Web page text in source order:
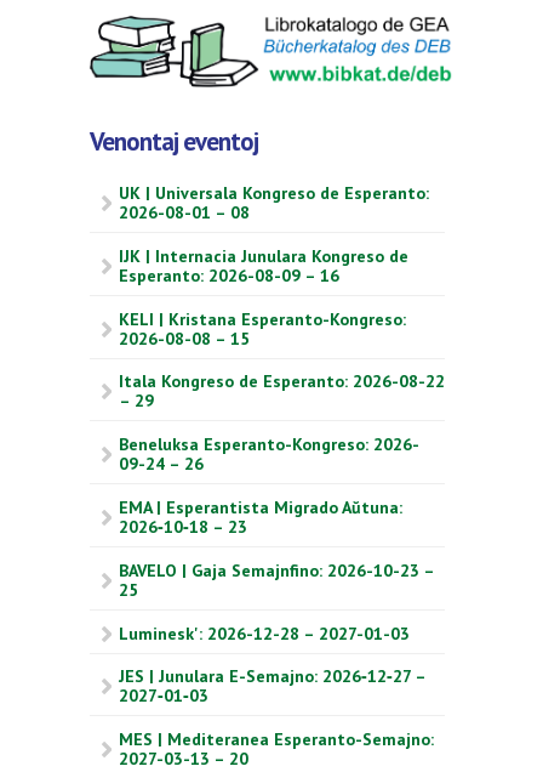
Venontaj eventoj
UK | Universala Kongreso de Esperanto:
2026-08-01 – 08
IJK | Internacia Junulara Kongreso de
Esperanto: 2026-08-09 – 16
KELI | Kristana Esperanto-Kongreso:
2026-08-08 – 15
Itala Kongreso de Esperanto: 2026-08-22
– 29
Beneluksa Esperanto-Kongreso: 2026-
09-24 – 26
EMA | Esperantista Migrado Aŭtuna:
2026‑10‑18 – 23
BAVELO | Gaja Semajnfino: 2026-10-23 –
25
Luminesk': 2026-12-28 – 2027-01-03
JES | Junulara E-Semajno: 2026‑12‑27 –
2027‑01‑03
MES | Mediteranea Esperanto-Semajno:
2027-03-13 – 20